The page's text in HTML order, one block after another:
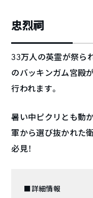
忠烈祠
33万人の英霊が祭ら
のバッキンガム宮殿
行われます。
暑い中ピクリとも動
軍から選び抜かれた
必見！
■詳細情報